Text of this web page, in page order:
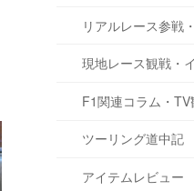
リアルレース参戦
現地レース観戦・
F1関連コラム・
ツーリング道中記
アイテムレビュー